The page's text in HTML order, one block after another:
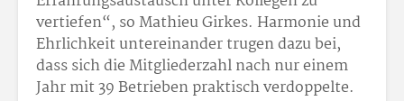
vertiefen“, so Mathieu Girkes. Harmonie und
Ehrlichkeit untereinander trugen dazu bei,
dass sich die Mitgliederzahl nach nur einem
Jahr mit 39 Betrieben praktisch verdoppelte.